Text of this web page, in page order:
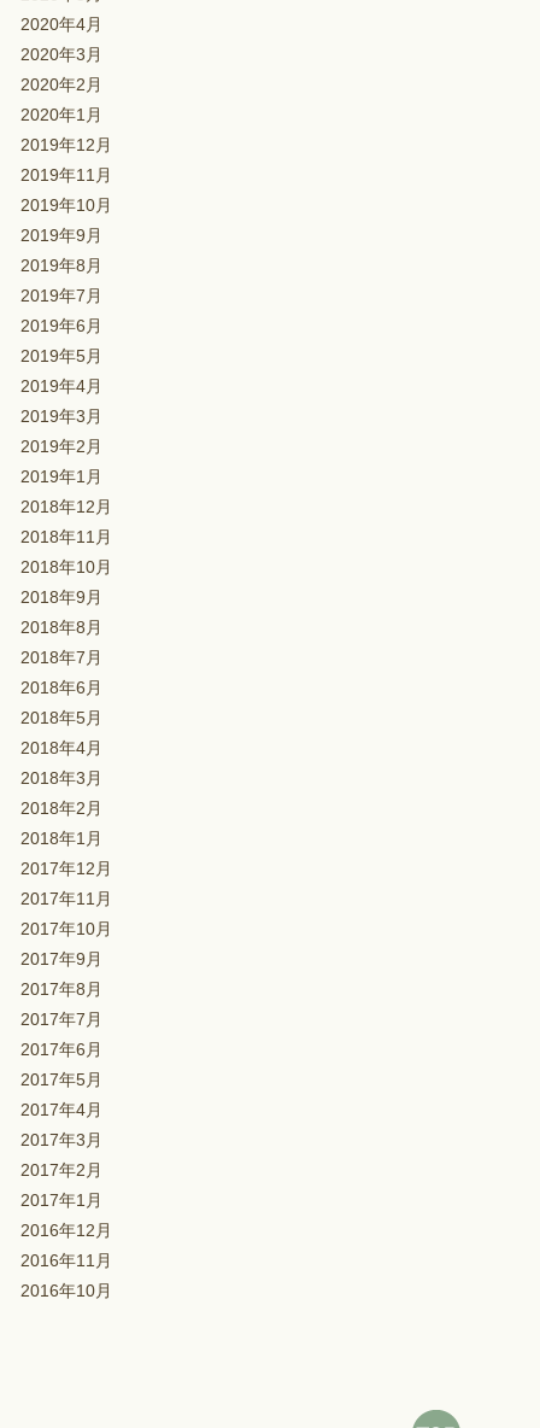
2020年4月
2020年3月
2020年2月
2020年1月
2019年12月
2019年11月
2019年10月
2019年9月
2019年8月
2019年7月
2019年6月
2019年5月
2019年4月
2019年3月
2019年2月
2019年1月
2018年12月
2018年11月
2018年10月
2018年9月
2018年8月
2018年7月
2018年6月
2018年5月
2018年4月
2018年3月
2018年2月
2018年1月
2017年12月
2017年11月
2017年10月
2017年9月
2017年8月
2017年7月
2017年6月
2017年5月
2017年4月
2017年3月
2017年2月
2017年1月
2016年12月
2016年11月
2016年10月